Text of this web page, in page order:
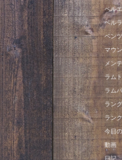
ベル
ベル
ベンツ
マウ
メン
ラム
ラム
ラン
ラン
今日
動画
日記